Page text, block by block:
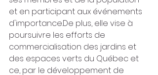
et en participant aux événements
d'importance.De plus, elle vise à
poursuivre les efforts de
commercialisation des jardins et
des espaces verts du Québec et
ce, par le développement de